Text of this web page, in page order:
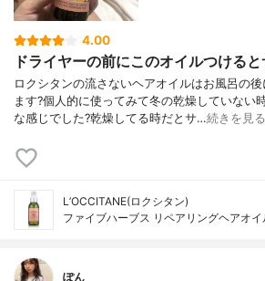
4.00
ドライヤーの前にこのオイルつける
ロクシタンの流さないヘアオイルはお風呂の
ます?個人的に使ってみて冬の乾燥していない
な感じでした?乾燥してる時だとサ…続きを見る
L’OCCITANE(ロクシタン)
ファイブハーブス リペアリングヘアオイ
ぽん